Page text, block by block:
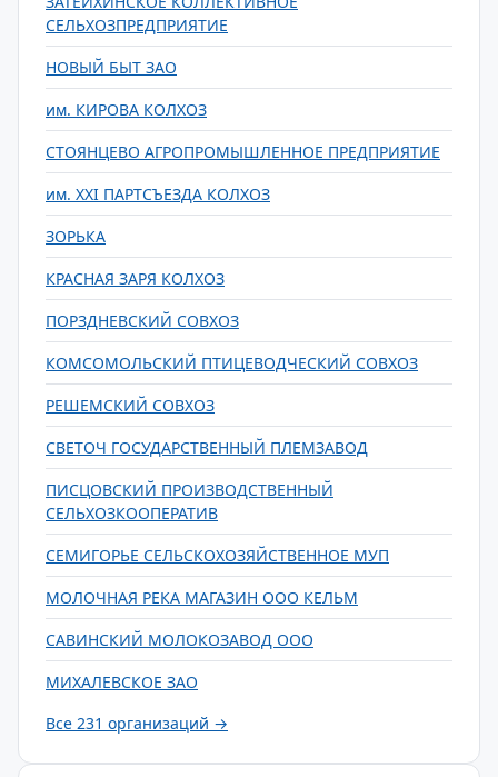
СЕЛЬХОЗПРЕДПРИЯТИЕ
НОВЫЙ БЫТ ЗАО
им. КИРОВА КОЛХОЗ
СТОЯНЦЕВО АГРОПРОМЫШЛЕННОЕ ПРЕДПРИЯТИЕ
им. XXI ПАРТСЪЕЗДА КОЛХОЗ
ЗОРЬКА
КРАСНАЯ ЗАРЯ КОЛХОЗ
ПОРЗДНЕВСКИЙ СОВХОЗ
КОМСОМОЛЬСКИЙ ПТИЦЕВОДЧЕСКИЙ СОВХОЗ
РЕШЕМСКИЙ СОВХОЗ
СВЕТОЧ ГОСУДАРСТВЕННЫЙ ПЛЕМЗАВОД
ПИСЦОВСКИЙ ПРОИЗВОДСТВЕННЫЙ
СЕЛЬХОЗКООПЕРАТИВ
СЕМИГОРЬЕ СЕЛЬСКОХОЗЯЙСТВЕННОЕ МУП
МОЛОЧНАЯ РЕКА МАГАЗИН ООО КЕЛЬМ
САВИНСКИЙ МОЛОКОЗАВОД ООО
МИХАЛЕВСКОЕ ЗАО
Все 231 организаций →